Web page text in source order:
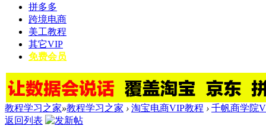
拼多多
跨境电商
美工教程
其它VIP
免费会员
教程学习之家»教程学习之家 › 淘宝电商VIP教程 › 千帆商学院
返回列表